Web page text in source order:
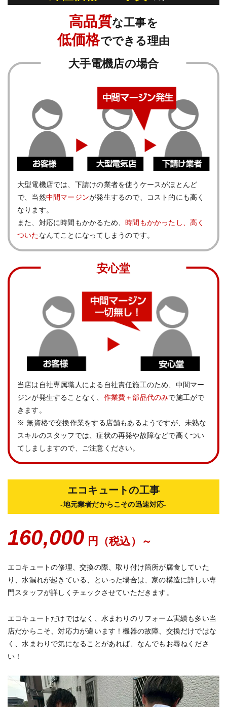
高品質な工事を
低価格でできる理由
大手電機店の場合
⼤型電機店では、下請けの業者を使うケースがほとんど
で、当然中間マージンが発生するので、コスト的にも高く
なります。
また、対応に時間もかかるため、時間もかかったし、高く
ついたなんてことになってしまうのです。
安心堂
当店は自社専属職人による自社責任施⼯のため、中間マー
ジンが発生することなく、 作業費＋部品代のみで施⼯がで
きます。
※ 無資格で交換作業をする店舗もあるようですが、未熟な
スキルのスタッフでは、症状の再発や故障などで高くつい
てしましますので、ご注意ください。
エコキュートの工事
-地元業者だからこその迅速対応-
160,000 円（税込）～
エコキュートの修理、交換の際、取り付け箇所が腐食していた
り、水漏れが起きている、といった場合は、家の構造に詳しい専
門スタッフが詳しくチェックさせていただきます。
エコキュートだけではなく、水まわりのリフォーム実績も多い当
店だからこそ、対応力が違います！機器の故障、交換だけではな
く、水まわりで気になることがあれば、なんでもお尋ねくださ
い！